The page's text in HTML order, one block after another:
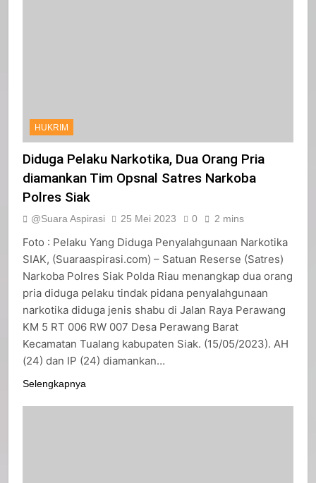
HUKRIM
Diduga Pelaku Narkotika, Dua Orang Pria
diamankan Tim Opsnal Satres Narkoba
Polres Siak
@Suara Aspirasi 25 Mei 2023 0 2 mins
Foto : Pelaku Yang Diduga Penyalahgunaan Narkotika
SIAK, (Suaraaspirasi.com) – Satuan Reserse (Satres)
Narkoba Polres Siak Polda Riau menangkap dua orang
pria diduga pelaku tindak pidana penyalahgunaan
narkotika diduga jenis shabu di Jalan Raya Perawang
KM 5 RT 006 RW 007 Desa Perawang Barat
Kecamatan Tualang kabupaten Siak. (15/05/2023). AH
(24) dan IP (24) diamankan…
Selengkapnya